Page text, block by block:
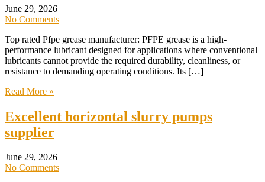
June 29, 2026
No Comments
Top rated Pfpe grease manufacturer: PFPE grease is a high-
performance lubricant designed for applications where conventional
lubricants cannot provide the required durability, cleanliness, or
resistance to demanding operating conditions. Its […]
Read More »
Excellent horizontal slurry pumps
supplier
June 29, 2026
No Comments